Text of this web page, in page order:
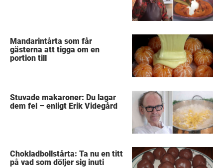
Mandarintårta som får
gästerna att tigga om en
portion till
Stuvade makaroner: Du lagar
dem fel – enligt Erik Videgård
Chokladbollstårta: Ta nu en titt
på vad som döljer sig inuti